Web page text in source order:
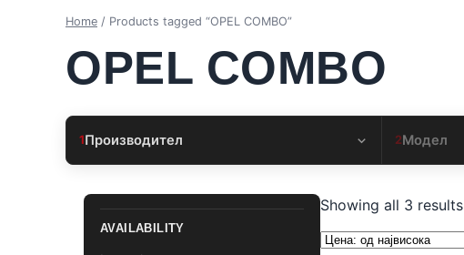
Home / Products tagged “OPEL COMBO”
OPEL COMBO
1Производител 2Модел
AVAILABILITY
Showing all 3 results